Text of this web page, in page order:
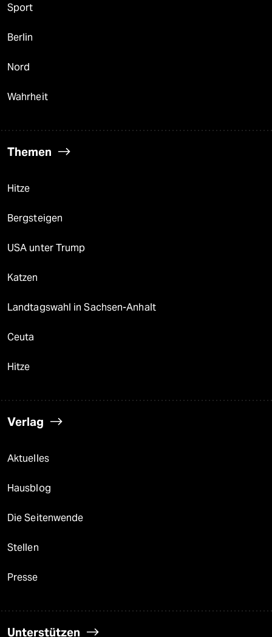
Sport
Berlin
Nord
Wahrheit
Themen
Hitze
Bergsteigen
USA unter Trump
Katzen
Landtagswahl in Sachsen-Anhalt
Ceuta
Hitze
Verlag
Aktuelles
Hausblog
Die Seitenwende
Stellen
Presse
Unterstützen